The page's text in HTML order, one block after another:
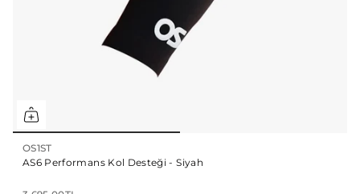
OS1ST
AS6 Performans Kol Desteği - Siyah